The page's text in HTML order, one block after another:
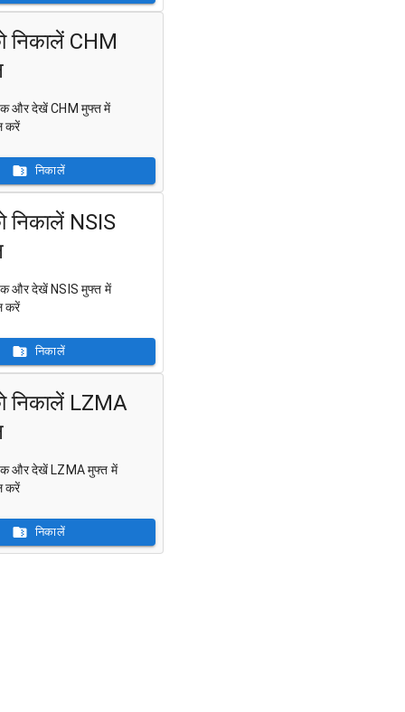
निकालें CHM
और देखें CHM मुफ्त में
करें
निकालें
निकालें NSIS
और देखें NSIS मुफ्त में
करें
निकालें
निकालें LZMA
और देखें LZMA मुफ्त में
करें
निकालें